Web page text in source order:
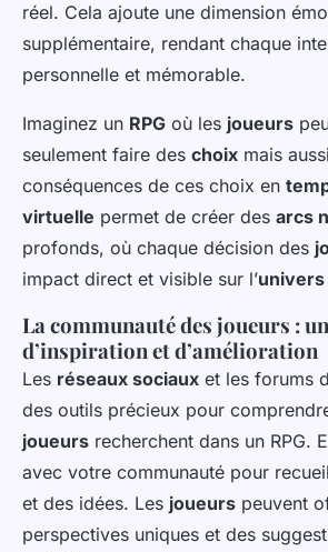
réel. Cela ajoute une dimension
supplémentaire, rendant chaque
personnelle et mémorable.
Imaginez un RPG où les joueurs
seulement faire des choix mais
conséquences de ces choix en
virtuelle permet de créer des arcs
profonds, où chaque décision des
impact direct et visible sur l’univers
La communauté des joueurs :
d’inspiration et d’amélioration
Les réseaux sociaux et les forums
des outils précieux pour
joueurs recherchent dans un RPG.
avec votre communauté pour
et des idées. Les joueurs peuvent
perspectives uniques et des